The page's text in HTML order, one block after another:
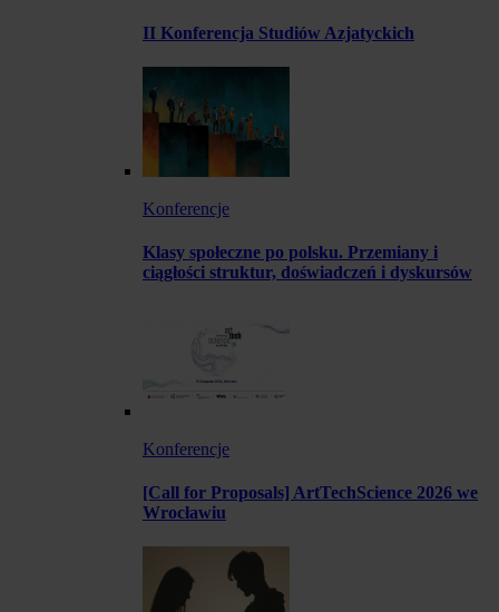
II Konferencja Studiów Azjatyckich
Konferencje
Klasy społeczne po polsku. Przemiany i
ciągłości struktur, doświadczeń i dyskursów
Konferencje
[Call for Proposals] ArtTechScience 2026 we
Wrocławiu